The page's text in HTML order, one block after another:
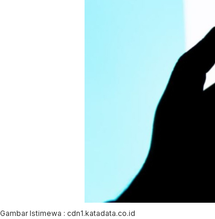
Gambar Istimewa : cdn1.katadata.co.id